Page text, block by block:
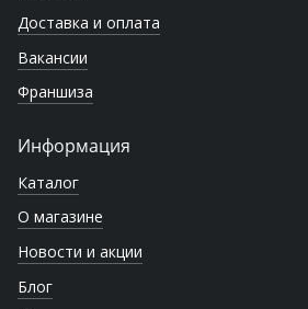
Доставка и оплата
Вакансии
Франшиза
Информация
Каталог
О магазине
Новости и акции
Блог